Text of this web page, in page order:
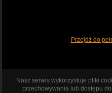
Przejdź do
Nasz serwis wykorzystuje pliki
przechowywania lub dostępu